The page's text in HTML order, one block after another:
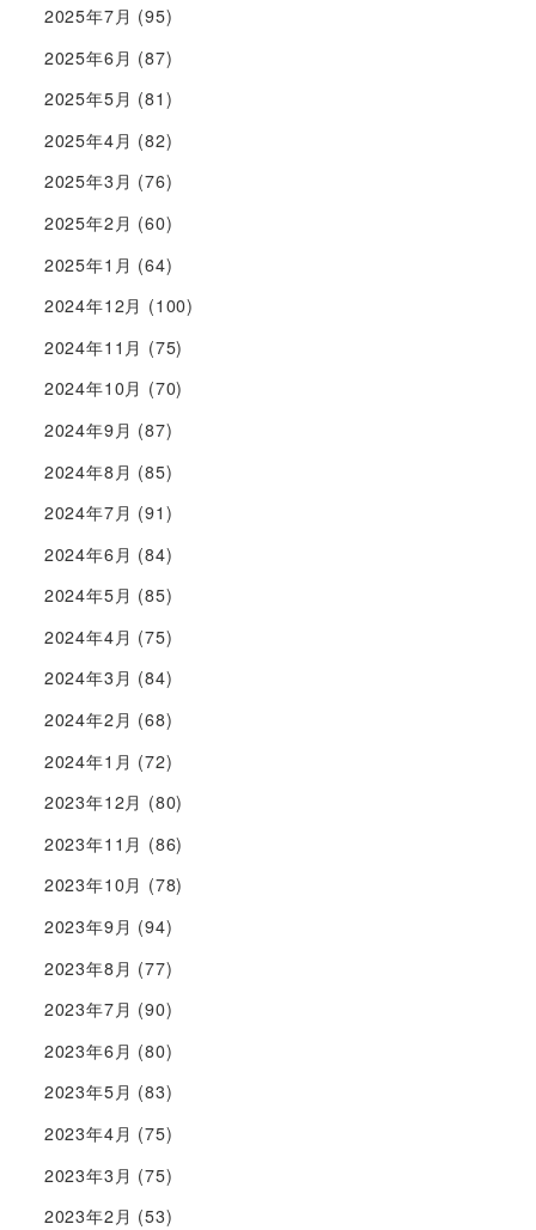
2025年7月 (95)
2025年6月 (87)
2025年5月 (81)
2025年4月 (82)
2025年3月 (76)
2025年2月 (60)
2025年1月 (64)
2024年12月 (100)
2024年11月 (75)
2024年10月 (70)
2024年9月 (87)
2024年8月 (85)
2024年7月 (91)
2024年6月 (84)
2024年5月 (85)
2024年4月 (75)
2024年3月 (84)
2024年2月 (68)
2024年1月 (72)
2023年12月 (80)
2023年11月 (86)
2023年10月 (78)
2023年9月 (94)
2023年8月 (77)
2023年7月 (90)
2023年6月 (80)
2023年5月 (83)
2023年4月 (75)
2023年3月 (75)
2023年2月 (53)